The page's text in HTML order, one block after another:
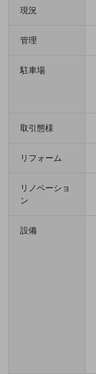
現況
管理
駐車場
取引態様
リフォーム
リノベーショ
ン
設備